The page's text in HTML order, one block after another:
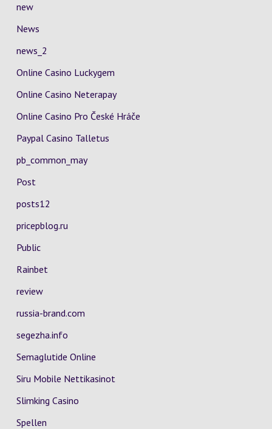
new
News
news_2
Online Casino Luckygem
Online Casino Neterapay
Online Casino Pro České Hráče
Paypal Casino Talletus
pb_common_may
Post
posts12
pricepblog.ru
Public
Rainbet
review
russia-brand.com
segezha.info
Semaglutide Online
Siru Mobile Nettikasinot
Slimking Casino
Spellen